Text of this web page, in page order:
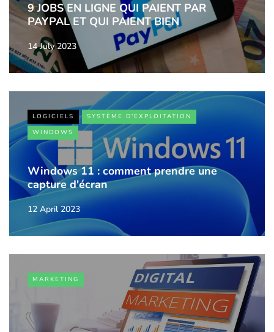
9 JOBS EN LIGNE QUI PAIENT PAR
PAYPAL ET QUI PAIENT BIEN
14 July 2023
LOGICIELS
SYSTÈME D'EXPLOITATION
WINDOWS
Windows 11 : comment prendre une
capture d'écran
12 April 2023
MARKETING